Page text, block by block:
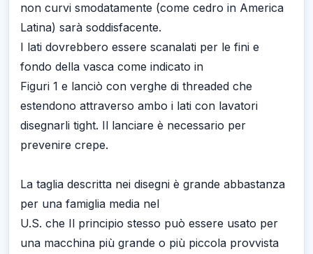
non curvi smodatamente (come cedro in America
Latina) sarà soddisfacente.
I lati dovrebbero essere scanalati per le fini e
fondo della vasca come indicato in
Figuri 1 e lanciò con verghe di threaded che
estendono attraverso ambo i lati con lavatori
disegnarli tight. Il lanciare è necessario per
prevenire crepe.
La taglia descritta nei disegni è grande abbastanza
per una famiglia media nel
U.S. che Il principio stesso può essere usato per
una macchina più grande o più piccola provvista